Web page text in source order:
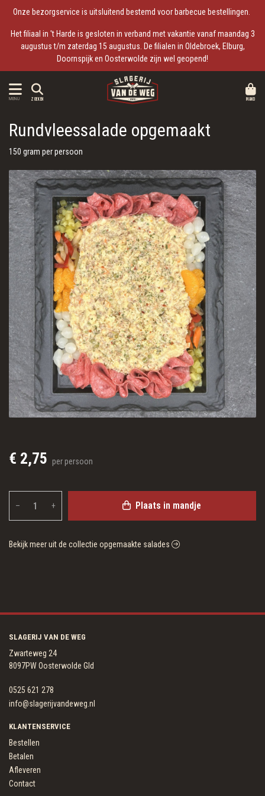
Onze bezorgservice is uitsluitend bestemd voor barbecue bestellingen.
Het filiaal in 't Harde is gesloten in verband met vakantie vanaf maandag 3
augustus t/m zaterdag 15 augustus. De filialen in Oldebroek, Elburg,
Doornspijk en Oosterwolde zijn wel geopend!
MENU ZOEKEN MAND
Rundvleessalade opgemaakt
150 gram per persoon
€ 2,75 per persoon
– + Plaats in mandje
Bekijk meer uit de collectie opgemaakte salades
SLAGERIJ VAN DE WEG
Zwarteweg 24
8097PW Oosterwolde Gld
0525 621 278
info@slagerijvandeweg.nl
KLANTENSERVICE
Bestellen
Betalen
Afleveren
Contact